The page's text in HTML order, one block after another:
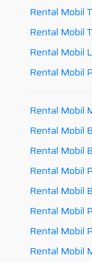
Rental Mobil
Rental Mobil
Rental Mobil
Rental Mobil
Rental Mobil
Rental Mobil
Rental Mobil
Rental Mobil
Rental Mobil
Rental Mobil
Rental Mobil
Rental Mobil